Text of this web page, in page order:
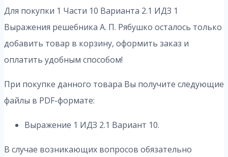
Для покупки 1 Части 10 Варианта 2.1 ИДЗ 1
Выражения решебника А. П. Рябушко осталось только
добавить товар в корзину, оформить заказ и
оплатить удобным способом!
При покупке данного товара Вы получите следующие
файлы в PDF-формате:
Выражение 1 ИДЗ 2.1 Вариант 10.
В случае возникающих вопросов обязательно